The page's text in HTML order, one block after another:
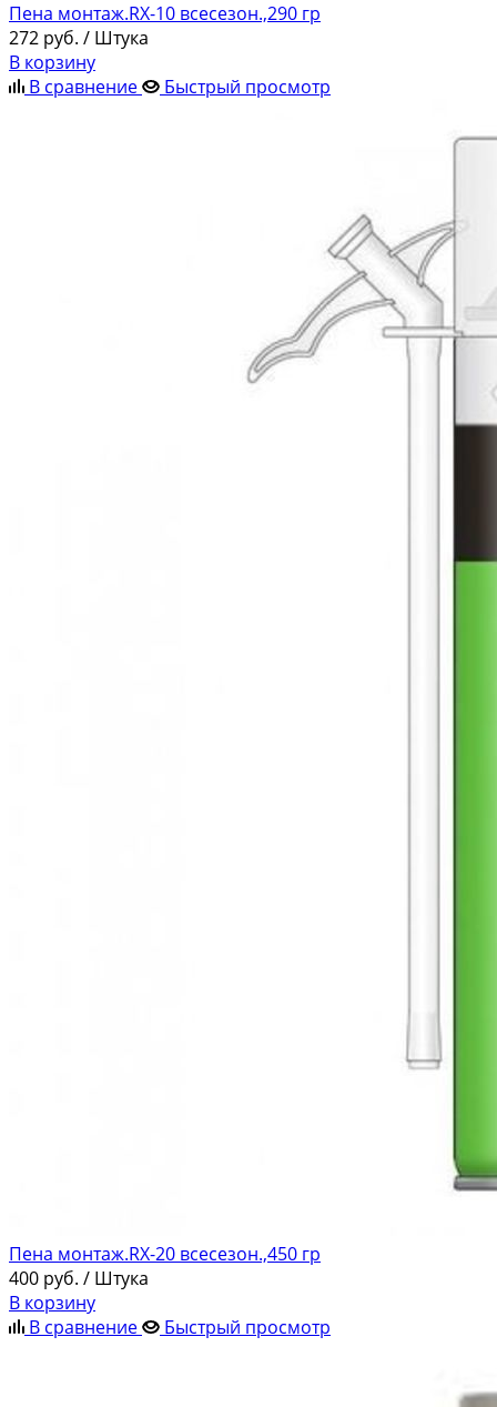
Пена монтаж.RX-10 всесезон.,290 гр
272 руб. / Штука
В корзину
В сравнение
Быстрый просмотр
Пена монтаж.RX-20 всесезон.,450 гр
400 руб. / Штука
В корзину
В сравнение
Быстрый просмотр